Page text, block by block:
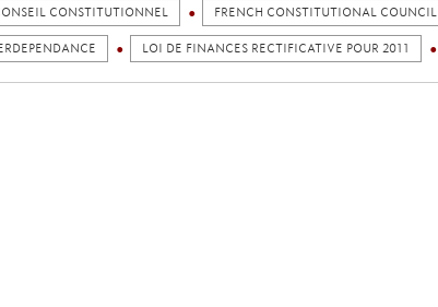
CONSTITUTIONNEL FRENCH CONSTITUTIONAL COUNCIL
LOI DE FINANCES RECTIFICATIVE POUR 2011